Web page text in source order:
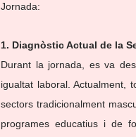
Jornada:
1. Diagnòstic Actual de la
Durant la jornada, es va
igualtat laboral. Actualment,
sectors tradicionalment
programes educatius i de